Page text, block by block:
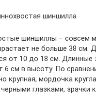
шиншилла
шиншиллы – совсем
не больше 38 см.
от 10 до 18 см. Длинные
6 см в высоту. По
крупная, мордочка
глазками, зрачки